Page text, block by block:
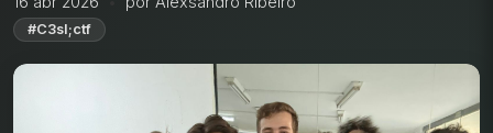
#C3sl;ctf